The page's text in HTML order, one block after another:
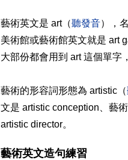
藝術英文是 art（聽發音），
美術館或藝術館英文就是 art
大部份都會用到 art 這個單字
藝術的形容詞形態為 artistic（
文是 artistic conception、藝
artistic director。
藝術英文造句練習